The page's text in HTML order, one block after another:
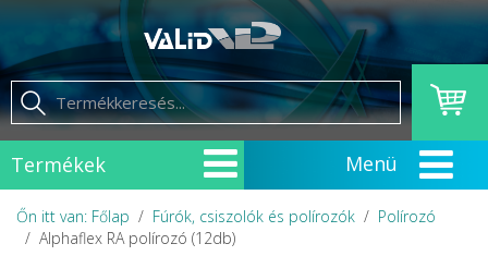
Termékek
Őn itt van: Főlap Fúrók, csiszolók és polírozók
Polírozó
Alphaflex RA polírozó (12db)